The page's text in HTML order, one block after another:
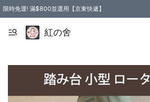
限時免運! 滿$800並選用【京東快遞】
紅の舍